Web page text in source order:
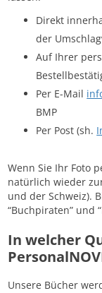
Direkt
der
Auf Ihrer
Per E-Mail
BMP
Per Post (sh.
Wenn Sie Ihr Foto
natürlich wieder
und der Schweiz).
“Buchpiraten” und
In welcher
Unsere Bücher